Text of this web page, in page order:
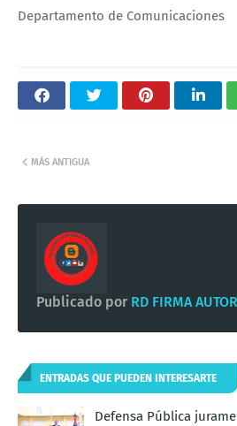
Departamento de Comunicaciones
MÁS ANTIGUA
Publicado por RD FIRMA
ENTRADAS QUE PUEDEN INTERESARTE
Defensa Pública